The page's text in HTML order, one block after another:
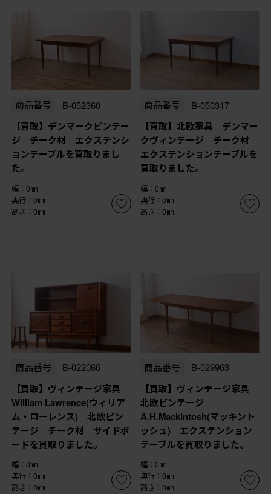
商品番号 B-052360
【買取】デンマークビンテー
ジ チーク材 エクステンシ
ョンテーブルを買取りまし
た。
幅：0㎜
奥行：0㎜
高さ：0㎜
商品番号 B-050317
【買取】北欧家具 デンマー
クヴィンテージ チーク材
エクステンションテーブルを
買取りました。
幅：0㎜
奥行：0㎜
高さ：0㎜
商品番号 B-022066
【買取】ヴィンテージ家具
William Lawrence(ウィリア
ム・ローレンス) 北欧ビン
テージ チーク材 サイドボ
ードを買取りました。
幅：0㎜
奥行：0㎜
高さ：0㎜
商品番号 B-029963
【買取】ヴィンテージ家具
北欧ビンテージ
A.H.Mackintosh(マッキント
ッシュ) エクステンション
テーブルを買取りました。
幅：0㎜
奥行：0㎜
高さ：0㎜